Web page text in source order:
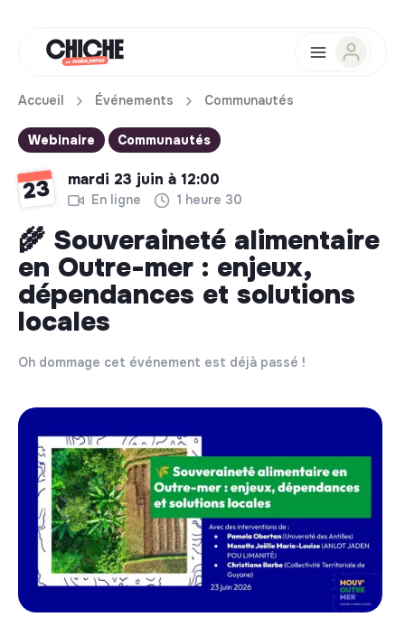
Accueil Événements Communautés
Webinaire Communautés
23 mardi 23 juin à 12:00
En ligne 1 heure 30
🌾 Souveraineté alimentaire
en Outre-mer : enjeux,
dépendances et solutions
locales
Oh dommage cet événement est déjà passé !